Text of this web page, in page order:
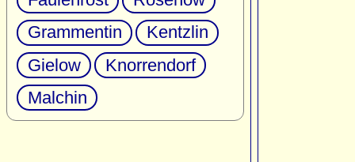
Grammentin
Kentzlin
Gielow
Knorrendorf
Malchin